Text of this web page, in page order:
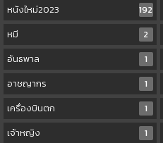
หนังใหม่2023
192
หมี
2
อันธพาล
1
อาชญากร
1
เครื่องบินตก
1
เจ้าหญิง
1